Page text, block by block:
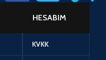
HESABIM
KVKK